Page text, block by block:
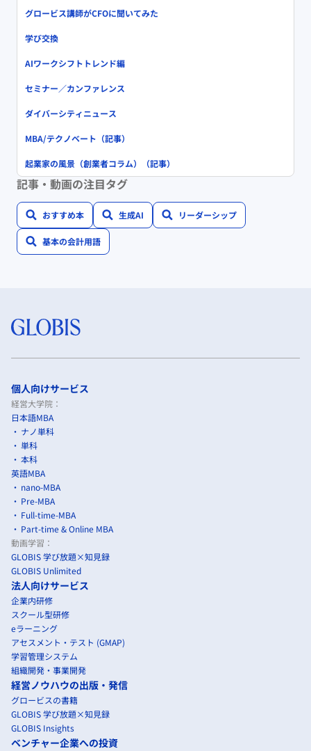
グロービス講師がCFOに聞いてみた
学び交換
AIワークシフトトレンド編
セミナー／カンファレンス
ダイバーシティニュース
MBA/テクノベート（記事）
起業家の風景（創業者コラム）（記事）
記事・動画の注目タグ
おすすめ本 生成AI リーダーシップ
基本の会計用語
個人向けサービス
経営大学院：
日本語MBA
ナノ単科
単科
本科
英語MBA
nano-MBA
Pre-MBA
Full-time-MBA
Part-time & Online MBA
動画学習：
GLOBIS 学び放題×知見録
GLOBIS Unlimited
法人向けサービス
企業内研修
スクール型研修
eラーニング
アセスメント・テスト (GMAP)
学習管理システム
組織開発・事業開発
経営ノウハウの出版・発信
グロービスの書籍
GLOBIS 学び放題×知見録
GLOBIS Insights
ベンチャー企業への投資